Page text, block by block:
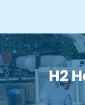
H2